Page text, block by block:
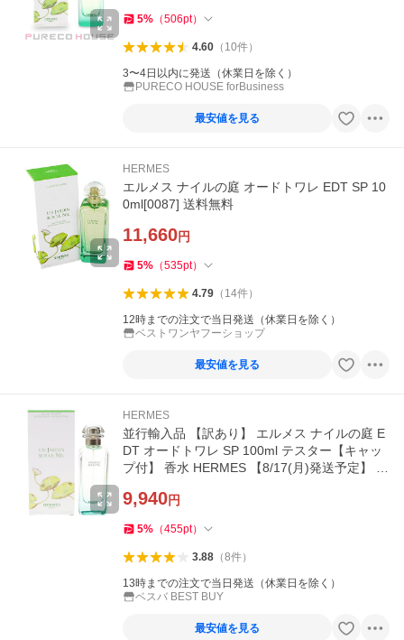
5% （506pt）
4.60（ 10件）
3〜4日以内に発送（休業日を除く）
PURECO HOUSE forBusiness
最安値を見る
HERMES
エルメス ナイルの庭 オードトワレ EDT SP 10
0ml[0087] 送料無料
11,660円
5% （535pt）
4.79（ 14件）
12時までの注文で当日発送（休業日を除く）
ベストワンヤフーショップ
最安値を見る
HERMES
並行輸入品 【訳あり】 エルメス ナイルの庭 E
DT オードトワレ SP 100ml テスター【キャッ
プ付】 香水 HERMES 【8/17(月)発送予定】 爆
9,940円
5% （455pt）
3.88（8件）
13時までの注文で当日発送（休業日を除く）
ベスバ BEST BUY
最安値を見る